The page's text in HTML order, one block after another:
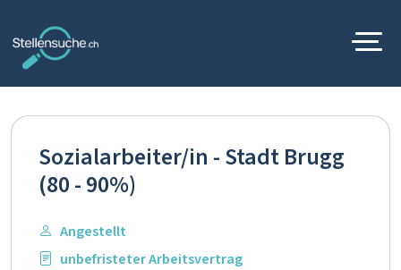
Sozialarbeiter/in - Stadt Brugg
(80 - 90%)
Angestellt
unbefristeter Arbeitsvertrag